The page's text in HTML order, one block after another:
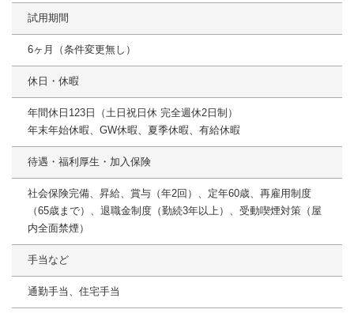
試用期間
6ヶ月（条件変更無し）
休日・休暇
年間休日123日（土日祝日休 完全週休2日制）
年末年始休暇、GW休暇、夏季休暇、有給休暇
待遇・福利厚生・加入保険
社会保険完備、昇給、賞与（年2回）、定年60歳、再雇用制度
（65歳まで）、退職金制度（勤続3年以上）、受動喫煙対策（屋
内全面禁煙）
手当など
通勤手当、住宅手当